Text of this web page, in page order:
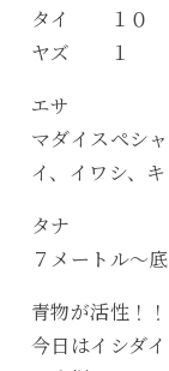
タイ １０
ヤズ １
エサ
マダイスペシ
イ、イワシ、
タナ
７メートル〜底
青物が活性！！
今日はイシダイ